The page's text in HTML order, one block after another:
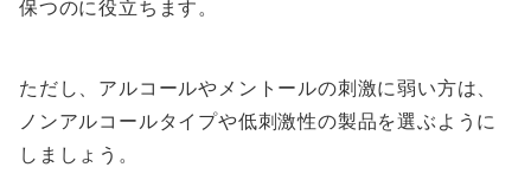
保つのに役立ちます。
ただし、アルコールやメントールの刺激に弱い方は、
ノンアルコールタイプや低刺激性の製品を選ぶように
しましょう。